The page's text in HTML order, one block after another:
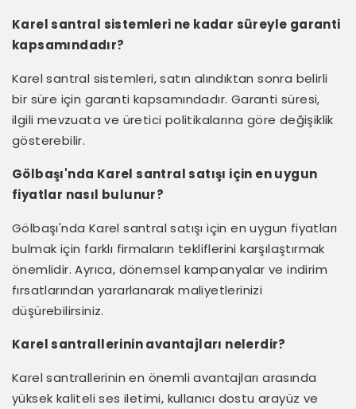
Karel santral sistemleri ne kadar süreyle garanti
kapsamındadır?
Karel santral sistemleri, satın alındıktan sonra belirli
bir süre için garanti kapsamındadır. Garanti süresi,
ilgili mevzuata ve üretici politikalarına göre değişiklik
gösterebilir.
Gölbaşı'nda Karel santral satışı için en uygun
fiyatlar nasıl bulunur?
Gölbaşı'nda Karel santral satışı için en uygun fiyatları
bulmak için farklı firmaların tekliflerini karşılaştırmak
önemlidir. Ayrıca, dönemsel kampanyalar ve indirim
fırsatlarından yararlanarak maliyetlerinizi
düşürebilirsiniz.
Karel santrallerinin avantajları nelerdir?
Karel santrallerinin en önemli avantajları arasında
yüksek kaliteli ses iletimi, kullanıcı dostu arayüz ve